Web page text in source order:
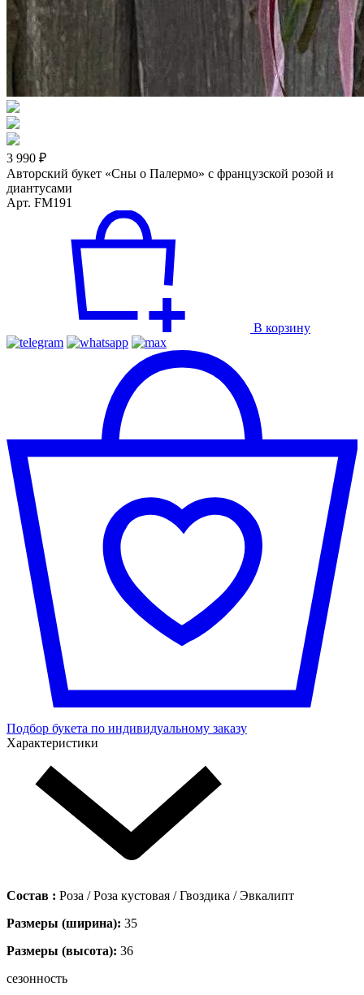
3 990 ₽
Авторский букет «Сны о Палермо» с французской розой и
диантусами
Арт. FM191
В корзину
Подбор букета по индивидуальному заказу
Характеристики
Состав : Роза / Роза кустовая / Гвоздика / Эвкалипт
Размеры (ширина): 35
Размеры (высота): 36
сезонность